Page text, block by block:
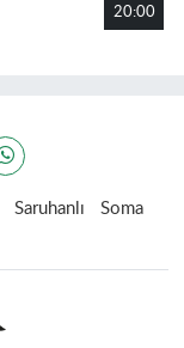
20:00
Saruhanlı
Soma